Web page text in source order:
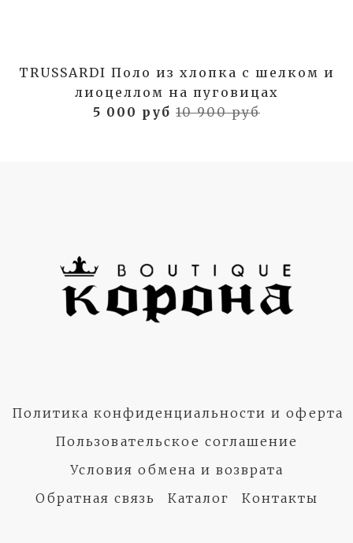
TRUSSARDI Поло из хлопка с шелком и
лиоцеллом на пуговицах
5 000 руб 10 900 руб
Политика конфиденциальности и оферта
Пользовательское соглашение
Условия обмена и возврата
Обратная связь
Каталог Контакты